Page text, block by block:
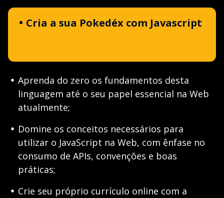
Cria a sua Pokedéx com Javascript
Aprenda do zero os fundamentos desta
linguagem até o seu papel essencial na Web
atualmente;
Domine os conceitos necessários para
utilizar o JavaScript na Web, com ênfase no
consumo de APIs, convenções e boas
práticas;
Crie seu próprio currículo online com a